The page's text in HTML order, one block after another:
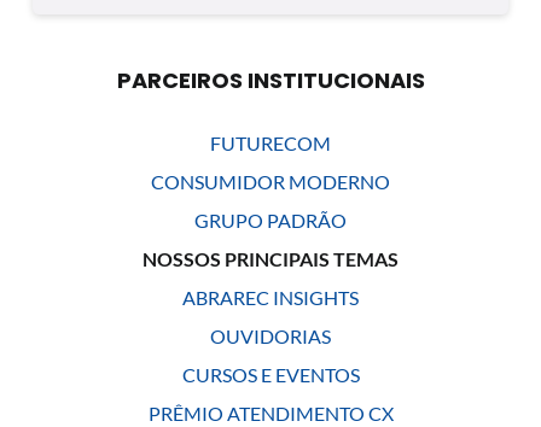
PARCEIROS INSTITUCIONAIS
FUTURECOM
CONSUMIDOR MODERNO
GRUPO PADRÃO
NOSSOS PRINCIPAIS TEMAS
ABRAREC INSIGHTS
OUVIDORIAS
CURSOS E EVENTOS
PRÊMIO ATENDIMENTO CX